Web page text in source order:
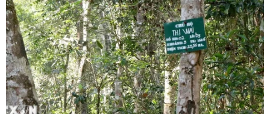
27/12/2015 04:26
Ngoại trưởng Argentina Susana Malcorra khẳng định
tranh cãi về chủ quyền quần đảo Malvinas (Anh gọi là
Falklands) là “vấn đề thuộc về hiến pháp chứ không
phải là sự lựa chọn.”